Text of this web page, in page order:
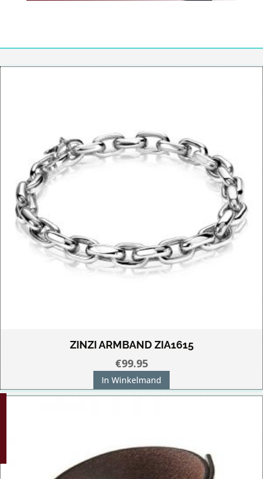
ZINZI ARMBAND ZIA1615
€99.95
In Winkelmand